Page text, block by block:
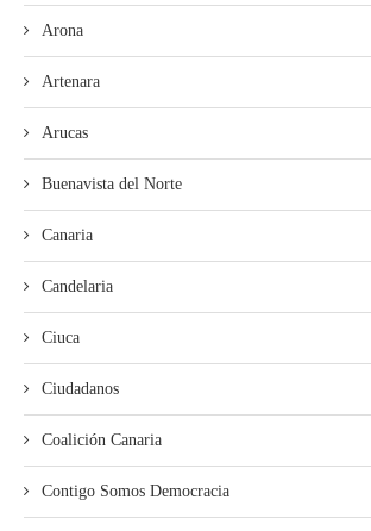
Arona
Artenara
Arucas
Buenavista del Norte
Canaria
Candelaria
Ciuca
Ciudadanos
Coalición Canaria
Contigo Somos Democracia